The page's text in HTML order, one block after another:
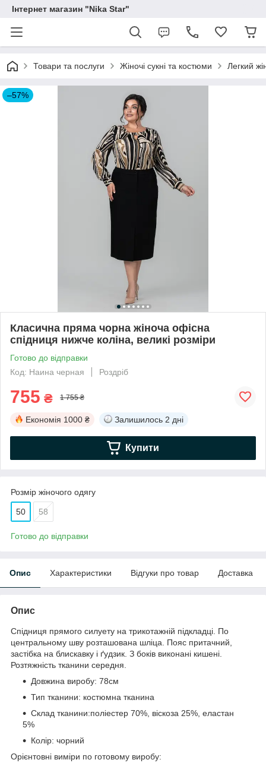
Інтернет магазин "Nika Star"
Товари та послуги Жіночі сукні та костюми Легкий
–57%
Класична пряма чорна жіноча офісна
спідниця нижче коліна, великі розміри
Готово до відправки
Код: Наина черная
Роздріб
755 ₴ 1 755 ₴
Економія 1000 ₴ Залишилось 2 дні
Купити
Розмір жіночого одягу
50 58
Готово до відправки
Опис Характеристики Відгуки про товар Доставка
Опис
Спідниця прямого силуету на трикотажній підкладці. По
центральному шву розташована шліца. Пояс притачний,
застібка на блискавку і ґудзик. З боків виконані кишені.
Розтяжність тканини середня.
Довжина виробу: 78см
Тип тканини: костюмна тканина
Склад тканини:поліестер 70%, віскоза 25%, еластан
5%
Колір: чорний
Орієнтовні виміри по готовому виробу: